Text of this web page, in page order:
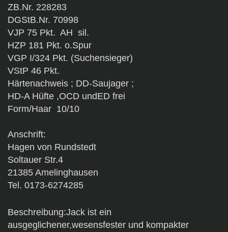
ZB.Nr. 228283
DGStB.Nr. 70998
VJP 75 Pkt. AH sil.
HZP 181 Pkt. o.Spur
VGP I/324 Pkt. (Suchensieger)
VStP 46 Pkt.
Härtenachweis ; DD-Saujager ;
HD-A Hüfte ,OCD undED frei
Form/Haar 10/10
Anschrift:
Hagen von Rundstedt
Soltauer Str.4
21385 Amelinghausen
Tel. 0173-6274285
Beschreibung:Jack ist ein
ausgeglichener,wesensfester und kompakter